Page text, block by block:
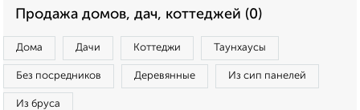
Продажа домов, дач, коттеджей (0)
Дома Дачи Коттеджи Таунхаусы
Без посредников Деревянные Из сип панелей
Из бруса